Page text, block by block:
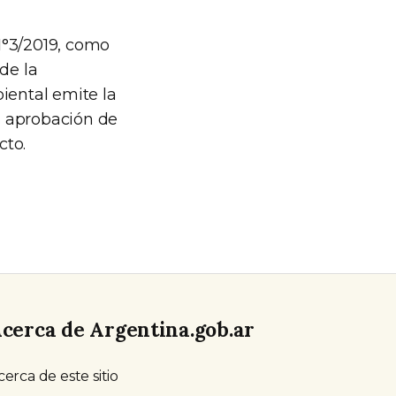
2019, como
la
emite la
de
de Argentina.gob.ar
de este sitio